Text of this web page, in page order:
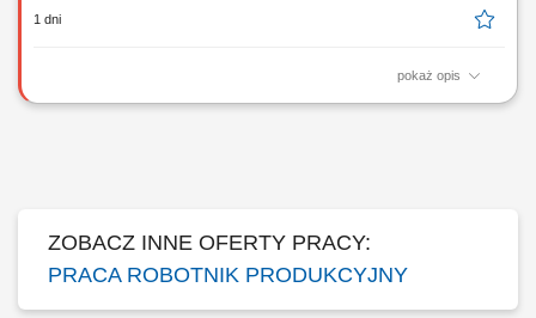
1 dni
pokaż opis
Opis stanowiska Nadzór techniczny oraz fizyczna realizacja operacji
ZOBACZ INNE OFERTY PRACY:
PRACA ROBOTNIK PRODUKCYJNY